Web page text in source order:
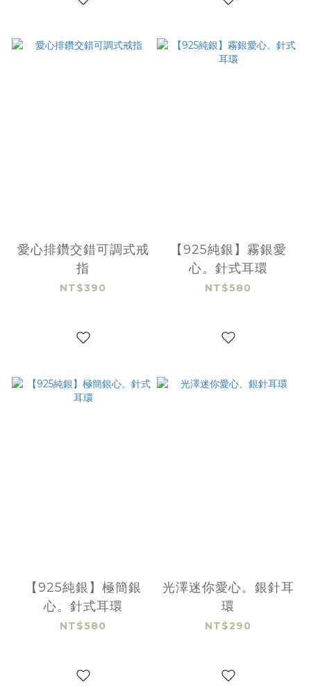
愛心排鑽交錯可調式戒
指
NT$390
【925純銀】霧銀愛
心。針式耳環
NT$580
【925純銀】極簡銀
心。針式耳環
NT$580
光澤迷你愛心。銀針耳
環
NT$290